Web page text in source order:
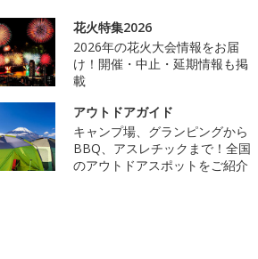
花火特集2026
2026年の花火大会情報をお届
け！開催・中止・延期情報も掲
載
アウトドアガイド
キャンプ場、グランピングから
BBQ、アスレチックまで！全国
のアウトドアスポットをご紹介